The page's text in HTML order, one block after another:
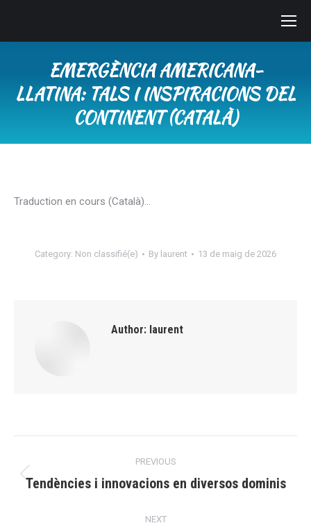
EMERGÈNCIA AMERICANA-
LLATINA: TALS I INSPIRACIONS DEL
CONTINENT (CATALÀ)
Traduction en cours (Català)…
Category: Non classifié(e) By laurent 13 de maig de 2026
Author: laurent
navigation
PREVIOUS
Previous
Tendències i innovacions en diversos dominis
NEXT